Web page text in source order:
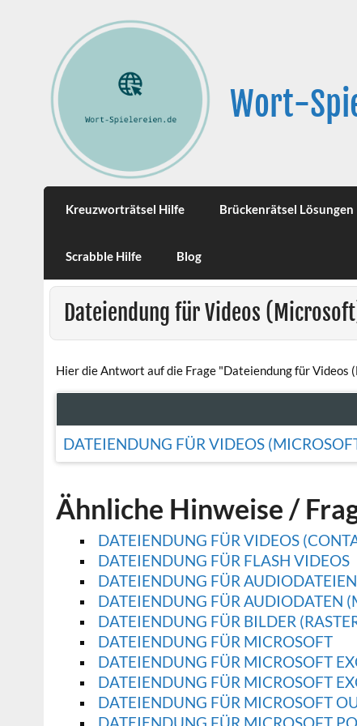
Wort-
Kreuzworträtsel Hilfe Brückenrätsel Lösungen
Scrabble Hilfe Blog
Dateiendung für Videos
Hier die Antwort auf die Frage "Dateiendung für Videos
DATEIENDUNG FÜR VIDEOS
Ähnliche Hinweise /
DATEIENDUNG FÜR VIDEOS
DATEIENDUNG FÜR FLASH VIDEOS
DATEIENDUNG FÜR
DATEIENDUNG FÜR AUDIODATEN
DATEIENDUNG FÜR BILDER
DATEIENDUNG FÜR MICROSOFT
DATEIENDUNG FÜR MICROSOFT
DATEIENDUNG FÜR MICROSOFT
DATEIENDUNG FÜR MICROSOFT